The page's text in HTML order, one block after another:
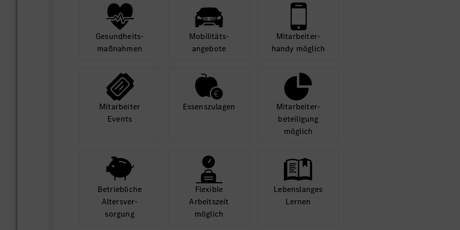
Gesund­heits­
maß­nahmen
Mobilitäts­
angebote
Mit­arbeiter­
handy möglich
Mit­arbeiter
Events
Essens­zulagen
Mit­arbeiter­
beteili­gung
möglich
Betrieb­liche
Alters­ver­
sorgung
Flexible
Arbeits­zeit
möglich
Lebens­langes
Lernen